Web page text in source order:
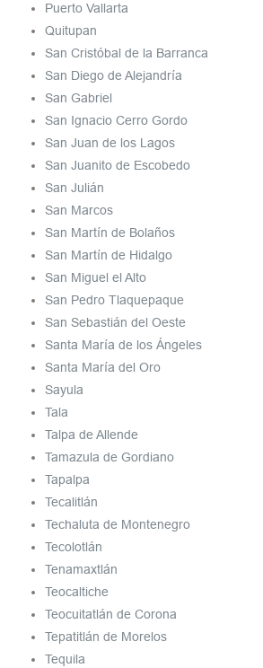
Puerto Vallarta
Quitupan
San Cristóbal de la Barranca
San Diego de Alejandría
San Gabriel
San Ignacio Cerro Gordo
San Juan de los Lagos
San Juanito de Escobedo
San Julián
San Marcos
San Martín de Bolaños
San Martín de Hidalgo
San Miguel el Alto
San Pedro Tlaquepaque
San Sebastián del Oeste
Santa María de los Ángeles
Santa María del Oro
Sayula
Tala
Talpa de Allende
Tamazula de Gordiano
Tapalpa
Tecalitlán
Techaluta de Montenegro
Tecolotlán
Tenamaxtlán
Teocaltiche
Teocuitatlán de Corona
Tepatitlán de Morelos
Tequila